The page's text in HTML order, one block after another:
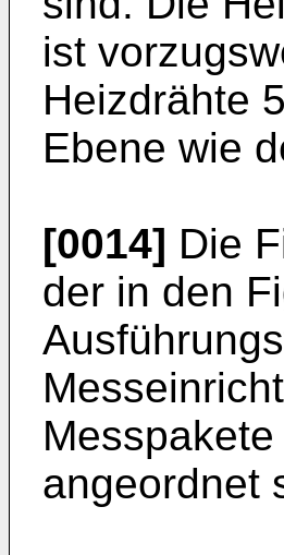
ist
Heizdrähte
Ebene wie
[0014] Die
der in den
angeordnet